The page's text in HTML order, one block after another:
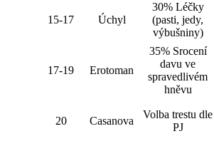
15-17 Úchyl
30% Léčky
(pasti, jedy,
výbušniny)
17-19 Erotoman
35% Srocení
davu ve
spravedlivém
hněvu
20 Casanova
Volba trestu dle
PJ